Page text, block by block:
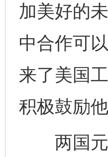
加美好的
中合作可
来了美国
积极鼓励
两国元